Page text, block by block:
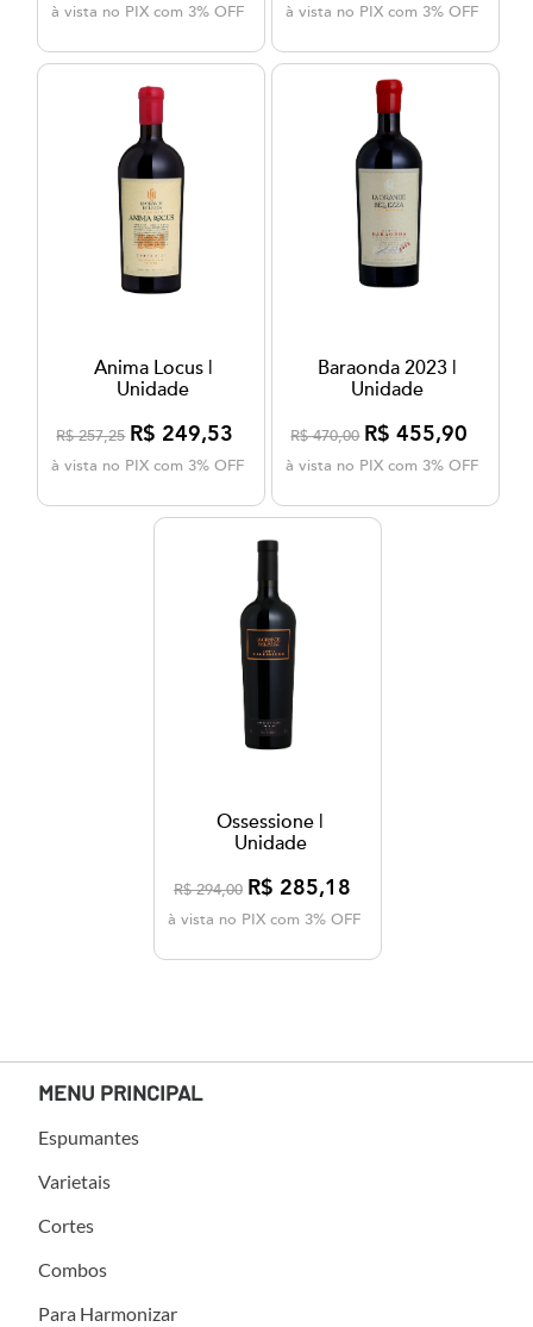
à vista no PIX com 3% OFF à vista no PIX com 3% OFF
Anima Locus |
Unidade
R$ 257,25 R$ 249,53
à vista no PIX com 3% OFF
Baraonda 2023 |
Unidade
R$ 470,00 R$ 455,90
à vista no PIX com 3% OFF
Ossessione |
Unidade
R$ 294,00 R$ 285,18
à vista no PIX com 3% OFF
MENU PRINCIPAL
Espumantes
Varietais
Cortes
Combos
Para Harmonizar